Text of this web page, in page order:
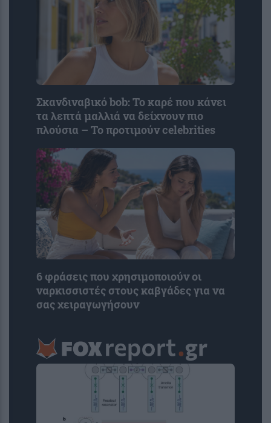
Σκανδιναβικό bob: Το καρέ που κάνει
τα λεπτά μαλλιά να δείχνουν πιο
πλούσια – Το προτιμούν celebrities
6 φράσεις που χρησιμοποιούν οι
ναρκισσιστές στους καβγάδες για να
σας χειραγωγήσουν